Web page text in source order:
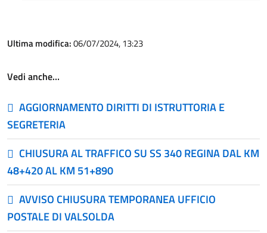
Ultima modifica:06/07/2024, 13:23
Vedi anche…
AGGIORNAMENTO DIRITTI DI ISTRUTTORIA E
SEGRETERIA
CHIUSURA AL TRAFFICO SU SS 340 REGINA DAL KM
48+420 AL KM 51+890
AVVISO CHIUSURA TEMPORANEA UFFICIO
POSTALE DI VALSOLDA